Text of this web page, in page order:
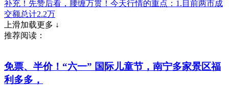
补充！先赞后看，腰缠万贯！今天行情的重点：1.目前两市成
交额总计2.2万
上滑加载更多 ↓
推荐阅读：
免票、半价！“六一” 国际儿童节，南宁多家景区福
利多多，